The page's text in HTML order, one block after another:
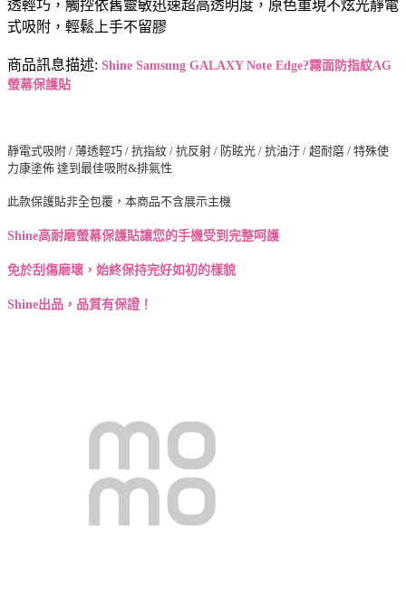
透輕巧，觸控依舊靈敏迅速超高透明度，原色重現不炫光靜電
式吸附，輕鬆上手不留膠
商品訊息描述: Shine Samsung GALAXY Note Edge?霧面防指紋AG
螢幕保護貼
靜電式吸附 / 薄透輕巧 / 抗指紋 / 抗反射 / 防眩光 / 抗油汙 / 超耐磨 / 特殊使
力康塗佈 達到最佳吸附&排氣性
此款保護貼非全包覆，本商品不含展示主機
Shine高耐磨螢幕保護貼讓您的手機受到完整呵護
免於刮傷磨壞，始終保持完好如初的樣貌
Shine出品，品質有保證！